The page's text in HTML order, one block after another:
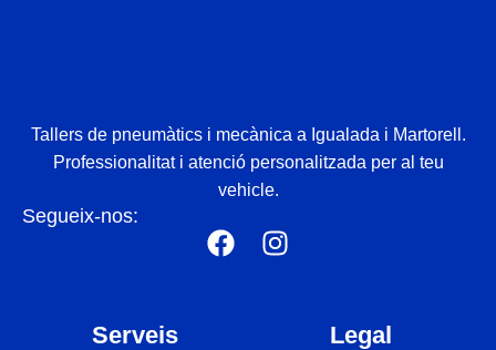
Tallers de pneumàtics i mecànica a Igualada i Martorell.
Professionalitat i atenció personalitzada per al teu
vehicle.
Segueix-nos:
Serveis Legal